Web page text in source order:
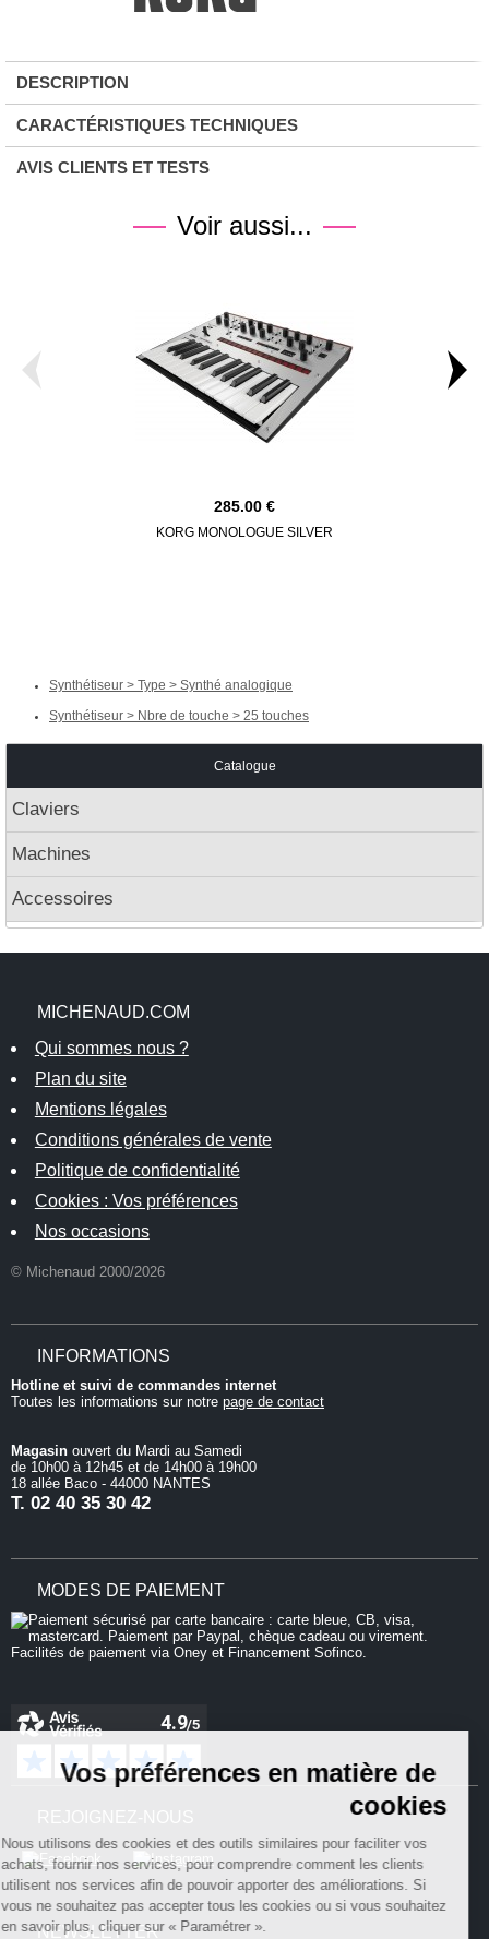
Vos préférences en matière de
cookies
Nous utilisons des cookies et des outils similaires pour faciliter vos
achats, fournir nos services, pour comprendre comment les clients
utilisent nos services afin de pouvoir apporter des améliorations. Si
vous ne souhaitez pas accepter tous les cookies ou si vous souhaitez
en savoir plus, cliquer sur « Paramétrer ».
DESCRIPTION
CARACTÉRISTIQUES TECHNIQUES
AVIS CLIENTS ET TESTS
Voir aussi...
285.00
KORG MONOLOGUE SILVER
Synthétiseur > Type > Synthé analogique
Synthétiseur > Nbre de touche > 25 touches
Catalogue
Claviers
Machines
Accessoires
MICHENAUD.COM
Qui sommes nous ?
Plan du site
Mentions légales
Conditions générales de vente
Politique de confidentialité
Cookies : Vos préférences
Nos occasions
© Michenaud 2000/2026
INFORMATIONS
Hotline et suivi de commandes internet
Toutes les informations sur notre page de contact
Magasin ouvert du Mardi au Samedi
de 10h00 à 12h45 et de 14h00 à 19h00
18 allée Baco - 44000 NANTES
T. 02 40 35 30 42
MODES DE PAIEMENT
NEWSLETTER